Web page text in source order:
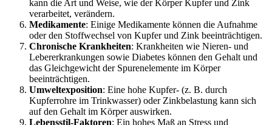
kann die Art und Weise, wie der Körper Kupfer und Zink
verarbeitet, verändern.
Medikamente: Einige Medikamente können die Aufnahme
oder den Stoffwechsel von Kupfer und Zink beeinträchtigen.
Chronische Krankheiten: Krankheiten wie Nieren- und
Lebererkrankungen sowie Diabetes können den Gehalt und
das Gleichgewicht der Spurenelemente im Körper
beeinträchtigen.
Umweltexposition: Eine hohe Kupfer- (z. B. durch
Kupferrohre im Trinkwasser) oder Zinkbelastung kann sich
auf den Gehalt im Körper auswirken.
Lebensstil-Faktoren: Ein hohes Maß an Stress und